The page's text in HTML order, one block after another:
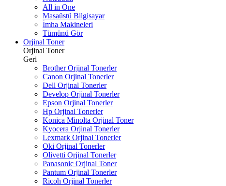
All in One
Masaüstü Bilgisayar
İmha Makineleri
Tümünü Gör
Orjinal Toner
Orjinal Toner
Geri
Brother Orjinal Tonerler
Canon Orjinal Tonerler
Dell Orjinal Tonerler
Develop Orjinal Tonerler
Epson Orjinal Tonerler
Hp Orjinal Tonerler
Konica Minolta Orjinal Toner
Kyocera Orjinal Tonerler
Lexmark Orjinal Tonerler
Oki Orjinal Tonerler
Olivetti Orjinal Tonerler
Panasonic Orjinal Toner
Pantum Orjinal Tonerler
Ricoh Orjinal Tonerler